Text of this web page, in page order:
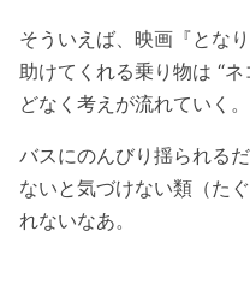
そういえば、映画『とな
助けてくれる乗り物は “ネ
どなく考えが流れていく。
バスにのんびり揺られる
ないと気づけない類（た
れないなあ。